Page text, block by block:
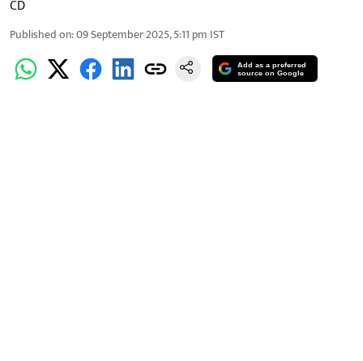
CD
Published on:09 September 2025, 5:11 pm IST
Add as a preferred
source on Google